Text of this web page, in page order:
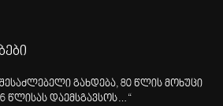
გახდება, 80 წლის მოხუცი
წლისას დაემსგავსოს…“